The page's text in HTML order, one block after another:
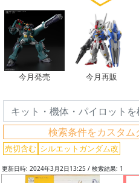
今月発売 今月再販
検索条件をカスタ
売切含む シルエットガンダム改
ー
索
グ
レ
ド
更新日時: 2024年3月2日13:25 / 検索結果: 1